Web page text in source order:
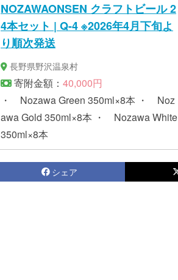
NOZAWAONSEN クラフトビール 2
4本セット | Q-4 ※2026年4月下旬よ
り順次発送
長野県野沢温泉村
寄附金額： 40,000円
・ Nozawa Green 350ml×8本 ・ Noz
awa Gold 350ml×8本 ・ Nozawa White
350ml×8本
シェア